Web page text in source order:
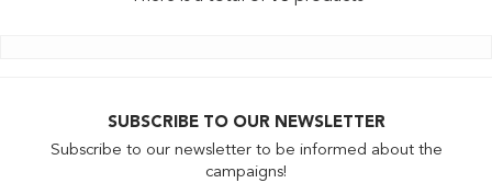
SUBSCRIBE TO OUR NEWSLETTER
Subscribe to our newsletter to be informed about the
campaigns!